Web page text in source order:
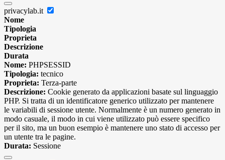
privacylab.it
Nome
Tipologia
Proprieta
Descrizione
Durata
Nome: PHPSESSID
Tipologia: tecnico
Proprieta: Terza-parte
Descrizione: Cookie generato da applicazioni basate sul linguaggio
PHP. Si tratta di un identificatore generico utilizzato per mantenere
le variabili di sessione utente. Normalmente è un numero generato in
modo casuale, il modo in cui viene utilizzato può essere specifico
per il sito, ma un buon esempio è mantenere uno stato di accesso per
un utente tra le pagine.
Durata: Sessione